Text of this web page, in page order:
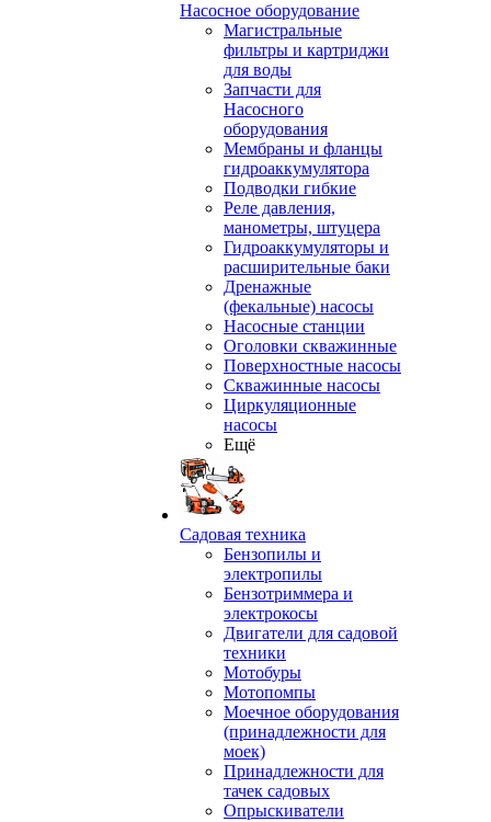
Насосное оборудование
Магистральные
фильтры и картриджи
для воды
Запчасти для
Насосного
оборудования
Мембраны и фланцы
гидроаккумулятора
Подводки гибкие
Реле давления,
манометры, штуцера
Гидроаккумуляторы и
расширительные баки
Дренажные
(фекальные) насосы
Насосные станции
Оголовки скважинные
Поверхностные насосы
Скважинные насосы
Циркуляционные
насосы
Ещё
Садовая техника
Бензопилы и
электропилы
Бензотриммера и
электрокосы
Двигатели для садовой
техники
Мотобуры
Мотопомпы
Моечное оборудования
(принадлежности для
моек)
Принадлежности для
тачек садовых
Опрыскиватели